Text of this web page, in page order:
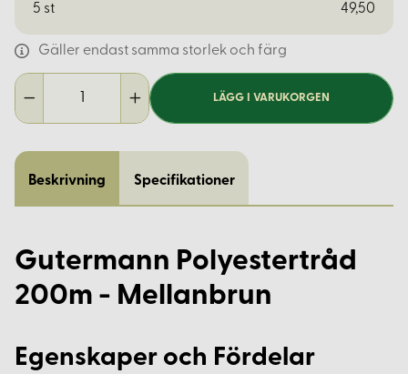
5 st 49,50
Gäller endast samma storlek och färg
LÄGG I VARUKORGEN
Beskrivning Specifikationer
Gutermann Polyestertråd
200m - Mellanbrun
Egenskaper och Fördelar